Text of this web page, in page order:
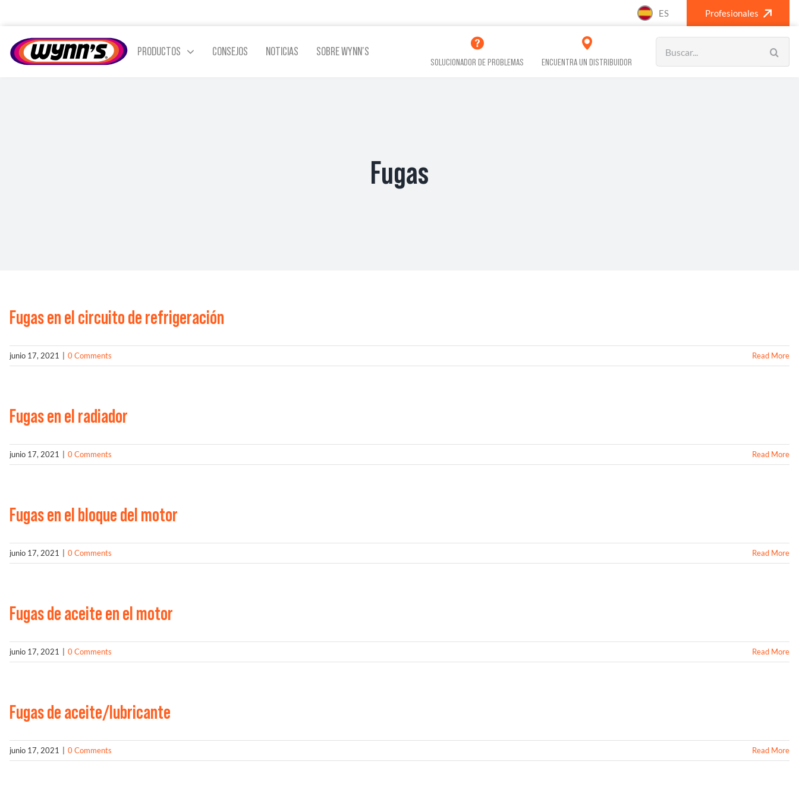
content
ES Profesionales
PRODUCTOS CONSEJOS NOTICIAS SOBRE WYNN’S
SOLUCIONADOR DE PROBLEMAS ENCUENTRA UN DISTRIBUIDOR
Fugas
Fugas en el circuito de refrigeración
junio 17, 2021 0 Comments Read More
Fugas en el radiador
junio 17, 2021 0 Comments Read More
Fugas en el bloque del motor
junio 17, 2021 0 Comments Read More
Fugas de aceite en el motor
junio 17, 2021 0 Comments Read More
Fugas de aceite/lubricante
junio 17, 2021 0 Comments Read More